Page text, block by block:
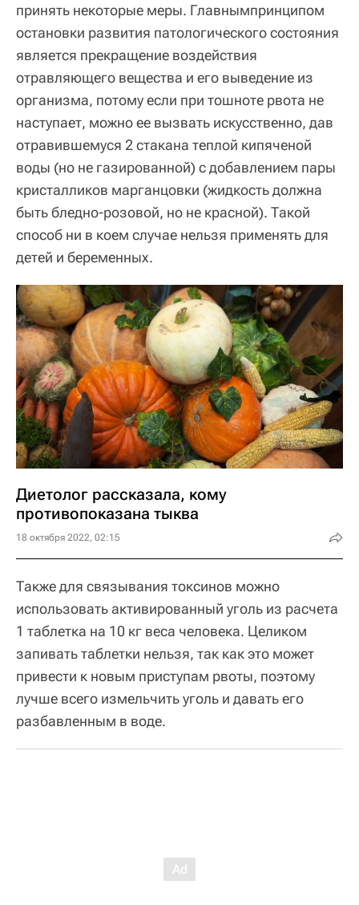
принять некоторые меры. Главнымпринципом
остановки развития патологического состояния
является прекращение воздействия
отравляющего вещества и его выведение из
организма, потому если при тошноте рвота не
наступает, можно ее вызвать искусственно, дав
отравившемуся 2 стакана теплой кипяченой
воды (но не газированной) с добавлением пары
кристалликов марганцовки (жидкость должна
быть бледно-розовой, но не красной). Такой
способ ни в коем случае нельзя применять для
детей и беременных.
Диетолог рассказала, кому
противопоказана тыква
18 октября 2022, 02:15
Также для связывания токсинов можно
использовать активированный уголь из расчета
1 таблетка на 10 кг веса человека. Целиком
запивать таблетки нельзя, так как это может
привести к новым приступам рвоты, поэтому
лучше всего измельчить уголь и давать его
разбавленным в воде.